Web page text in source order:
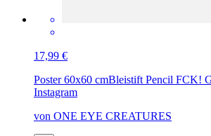
17,99 €
Poster 60x60 cmBleistift Pencil FCK!
Instagram
von ONE EYE CREATURES